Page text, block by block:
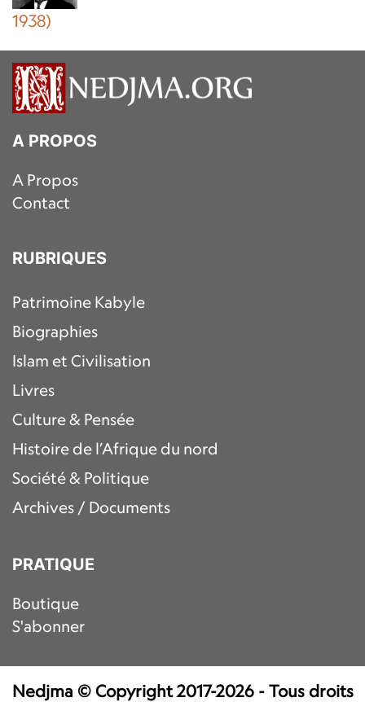
1938)
A PROPOS
A Propos
Contact
RUBRIQUES
Patrimoine Kabyle
Biographies
Islam et Civilisation
Livres
Culture & Pensée
Histoire de l’Afrique du nord
Société & Politique
Archives / Documents
PRATIQUE
Boutique
S'abonner
Nedjma © Copyright 2017-2026 - Tous droits